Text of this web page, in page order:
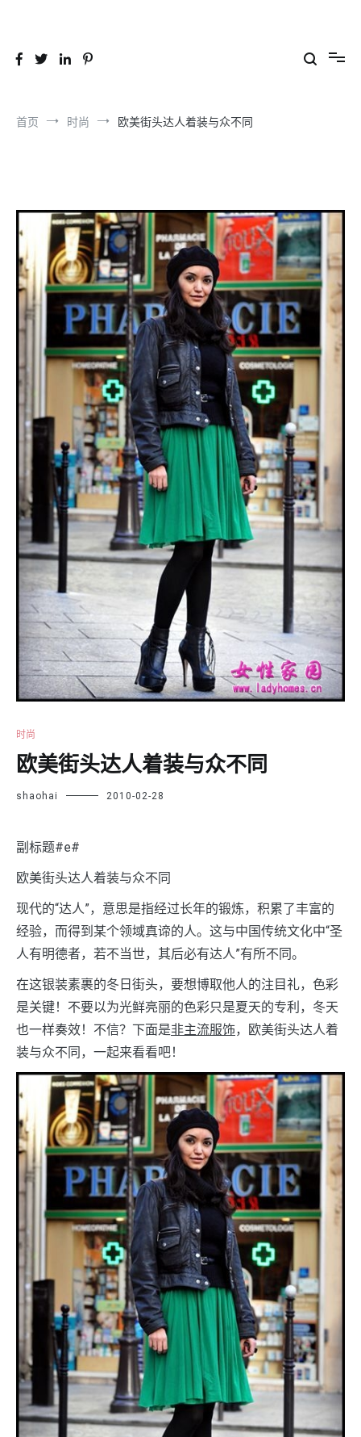
首页 时尚 欧美街头达人着装与众不同
时尚
欧美街头达人着装与众不同
shaohai 2010-02-28
副标题#e#
欧美街头达人着装与众不同
现代的“达人”，意思是指经过长年的锻炼，积累了丰富的
经验，而得到某个领域真谛的人。这与中国传统文化中“圣
人有明德者，若不当世，其后必有达人”有所不同。
在这银装素裹的冬日街头，要想博取他人的注目礼，色彩
是关键！不要以为光鲜亮丽的色彩只是夏天的专利，冬天
也一样奏效！不信？下面是非主流服饰，欧美街头达人着
装与众不同，一起来看看吧！